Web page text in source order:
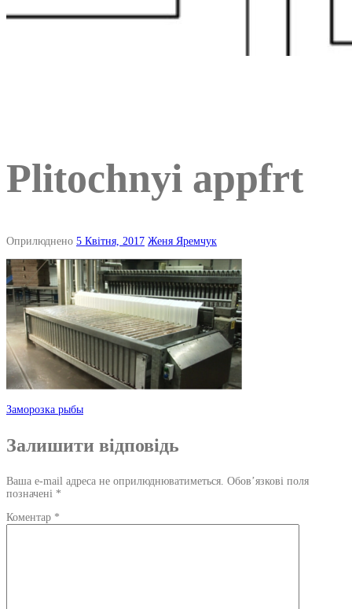
Plitochnyi appfrt
Оприлюднено 5 Квітня, 2017 Женя Яремчук
Навігація
по
запису
Заморозка рыбы
Залишити відповідь
Ваша e-mail адреса не оприлюднюватиметься. Обов’язкові поля
позначені *
Коментар *